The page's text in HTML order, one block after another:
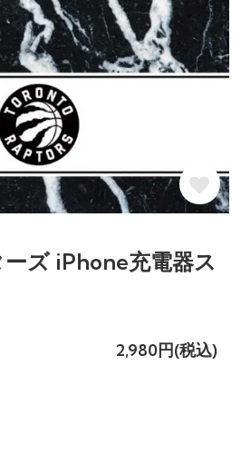
ズ iPhone充電器ス
2,980円(税込)